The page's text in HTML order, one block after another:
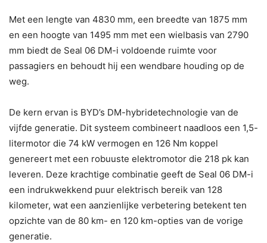
Met een lengte van 4830 mm, een breedte van 1875 mm
en een hoogte van 1495 mm met een wielbasis van 2790
mm biedt de Seal 06 DM-i voldoende ruimte voor
passagiers en behoudt hij een wendbare houding op de
weg.
De kern ervan is BYD’s DM-hybridetechnologie van de
vijfde generatie. Dit systeem combineert naadloos een 1,5-
litermotor die 74 kW vermogen en 126 Nm koppel
genereert met een robuuste elektromotor die 218 pk kan
leveren. Deze krachtige combinatie geeft de Seal 06 DM-i
een indrukwekkend puur elektrisch bereik van 128
kilometer, wat een aanzienlijke verbetering betekent ten
opzichte van de 80 km- en 120 km-opties van de vorige
generatie.